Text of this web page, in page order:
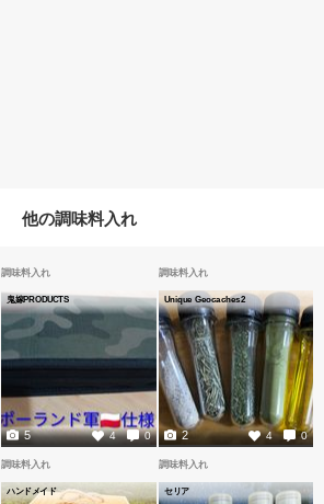
他の調味料入れ
調味料入れ
鬼嫁PRODUCTS
4 0
5
調味料入れ
Unique Geocaches2
4 0
2
調味料入れ
ハンドメイド
調味料入れ
セリア